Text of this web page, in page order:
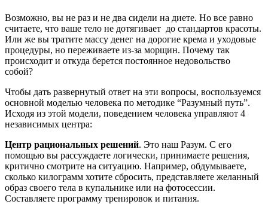
Возможно, вы не раз и не два сидели на диете. Но все равно
считаете, что ваше тело не дотягивает до стандартов красоты.
Или же вы тратите массу денег на дорогие крема и уходовые
процедуры, но переживаете из-за морщин. Почему так
происходит и откуда берется постоянное недовольство
собой?
Чтобы дать развернутый ответ на эти вопросы, воспользуемся
основной моделью человека по методике “Разумный путь”.
Исходя из этой модели, поведением человека управляют 4
независимых центра:
Центр рациональных решений. Это наш Разум. С его
помощью вы рассуждаете логически, принимаете решения,
критично смотрите на ситуацию. Например, обдумываете,
сколько килограмм хотите сбросить, представляете желанный
образ своего тела в купальнике или на фотосессии.
Составляете программу тренировок и питания.